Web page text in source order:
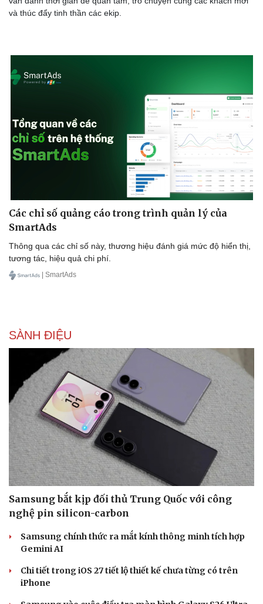
Sức khỏe
Dinh dưỡng - món ngon
Nam khoa
Làm đẹp - giảm cân
Phòng mạch online
Ăn sạch sống khỏe
và thúc đẩy tinh thần các ekip.
Các chỉ số quảng cáo trong trình quản lý của
SmartAds
Thông qua các chỉ số này, thương hiệu đánh giá mức độ hiển thị,
tương tác, hiệu quả chi phí.
| SmartAds
SÀNH ĐIỆU
Samsung bắt kịp đối thủ Trung Quốc với công
nghệ pin silicon-carbon
Samsung chính thức ra mắt kính thông minh tích hợp
Gemini AI
Chi tiết trong iOS 27 tiết lộ thiết kế chưa từng có trên
iPhone